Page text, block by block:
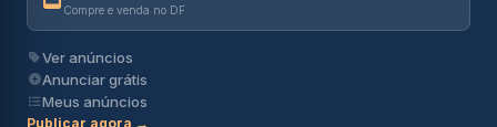
Compre e venda no DF
Ver anúncios
Anunciar grátis
Meus anúncios
Publicar agora →